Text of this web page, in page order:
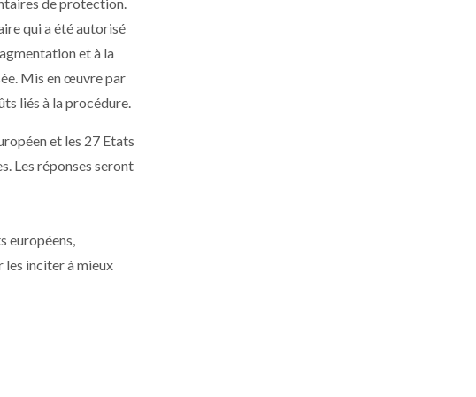
qui a été autorisé
et à la
Mis en œuvre par
liés à la procédure.
et les 27 Etats
Les réponses seront
européens,
les inciter à mieux